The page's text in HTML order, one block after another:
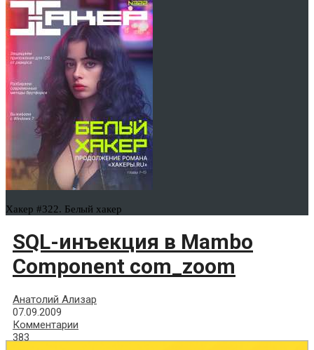
Хакер #322. Белый хакер
SQL-инъекция в Mambo
Component com_zoom
Анатолий Ализар
07.09.2009
Комментарии
383